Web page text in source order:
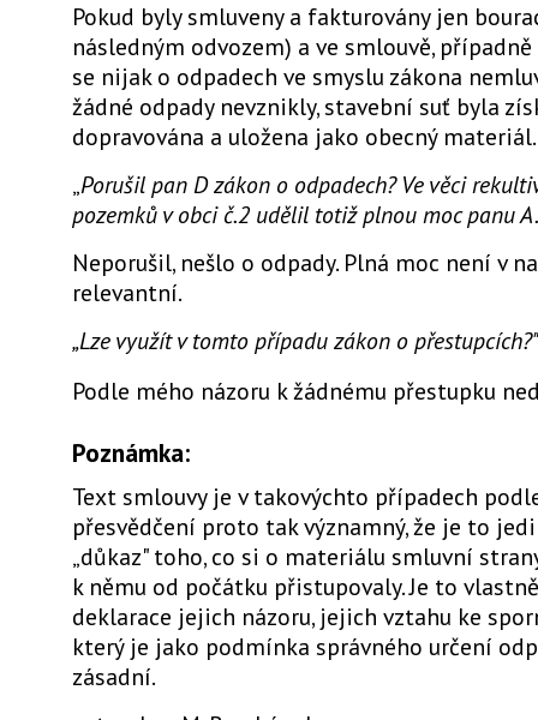
Pokud byly smluveny a fakturovány jen
následným odvozem) a ve smlouvě,
se nijak o odpadech ve smyslu zákona
žádné odpady nevznikly, stavební suť byla
dopravována a uložena jako obecný materiál.
„Porušil pan D zákon o odpadech? Ve věci
pozemků v obci č.2 udělil totiž plnou moc panu
Neporušil, nešlo o odpady. Plná moc není v
relevantní.
„Lze využít v tomto případu zákon o přestupcích?"
Podle mého názoru k žádnému přestupku
Poznámka:
Text smlouvy je v takovýchto případech
přesvědčení proto tak významný, že je to
„důkaz" toho, co si o materiálu smluvní
k němu od počátku přistupovaly. Je to
deklarace jejich názoru, jejich vztahu ke
který je jako podmínka správného určení
zásadní.